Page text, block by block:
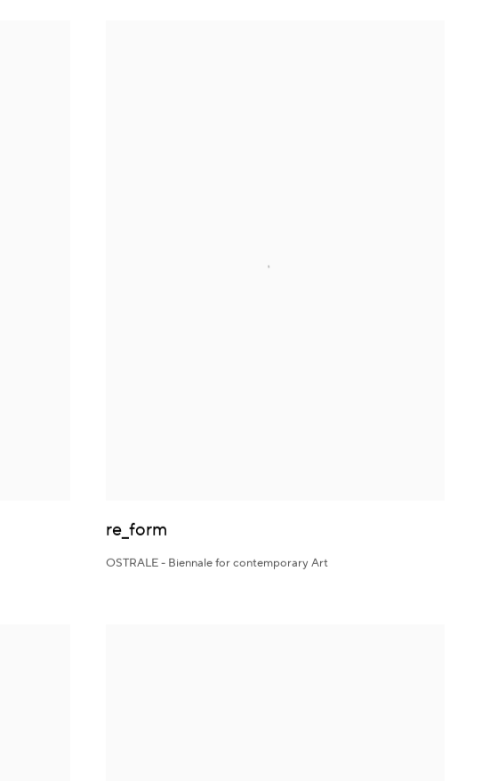
re_form
OSTRALE - Biennale for contemporary Art